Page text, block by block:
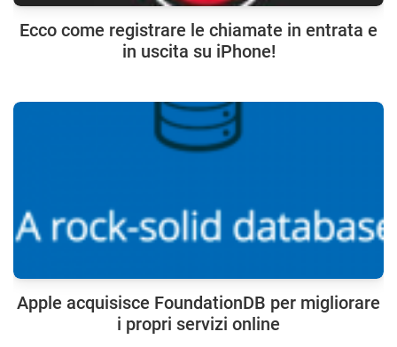
Ecco come registrare le chiamate in entrata e
in uscita su iPhone!
Apple acquisisce FoundationDB per migliorare
i propri servizi online